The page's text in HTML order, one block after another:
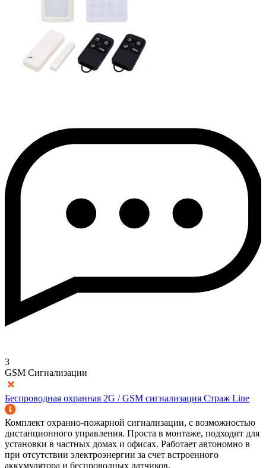
3
GSM Сигнализации
Беспроводная охранная 2G / GSM сигнализация Страж Line
Комплект охранно-пожарной сигнализации, с возможностью
дистанционного управления. Проста в монтаже, подходит для
установки в частных домах и офисах. Работает автономно в
при отсутствии электроэнергии за счет встроенного
аккумулятора и беспроводных датчиков.